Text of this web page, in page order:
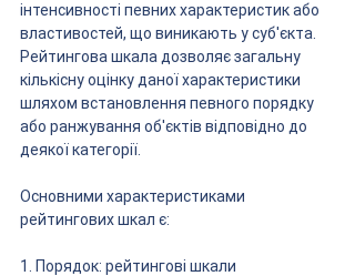
інтенсивності певних характеристик або
властивостей, що виникають у суб'єкта.
Рейтингова шкала дозволяє загальну
кількісну оцінку даної характеристики
шляхом встановлення певного порядку
або ранжування об'єктів відповідно до
деякої категорії.
Основними характеристиками
рейтингових шкал є:
1. Порядок: рейтингові шкали